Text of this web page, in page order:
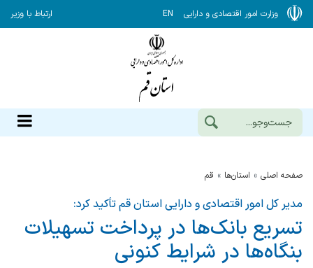
وزارت امور اقتصادی و دارایی EN ارتباط با وزیر
صفحه اصلی استان‌ها قم
مدیر کل امور اقتصادی و دارایی استان قم تأکید کرد:
تسریع بانک‌ها در پرداخت تسهیلات
بنگاه‌ها در شرایط کنونی